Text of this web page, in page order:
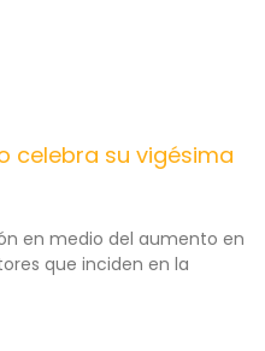
celebra su vigésima
en medio del aumento en
que inciden en la